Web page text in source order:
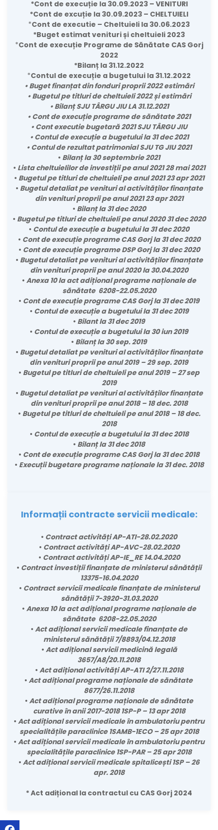
*Cont de execuție la 30.09.2023 – VENITURI
*Cont de excuție la 30.09.2023 – CHELTUIELI
*Cont de executie – Cheltuieli la 30.06.2023
*Buget estimat venituri și cheltuieli 2023
*Cont de execuție Programe de Sănătate CAS Gorj
2022
*Bilanț la 31.12.2022
*Contul de execuție a bugetului la 31.12.2022
• Buget finanțat din fonduri proprii 2022 estimări
• Bugetul pe titluri de cheltuieli 2022 și estimări
• Bilanț SJU TÂRGU JIU LA 31.12.2021
• Cont de execuție programe de sănătate 2021
• Cont executie bugetară 2021 SJU TÂRGU JIU
• Contul de execuție a bugetului la 31 dec 2021
• Contul de rezultat patrimonial SJU TG JIU 2021
• Bilanț la 30 septembrie 2021
• Lista cheltuielilor de investiții pe anul 2021 28 mai 2021
• Bugetul pe titluri de cheltuieli pe anul 2021 23 apr 2021
• Bugetul detaliat pe venituri al activităților finanțate
din venituri proprii pe anul 2021 23 apr 2021
• Bilanț la 31 dec 2020
• Bugetul pe titluri de cheltuieli pe anul 2020 31 dec 2020
• Contul de execuție a bugetului la 31 dec 2020
• Cont de execuție programe CAS Gorj la 31 dec 2020
• Cont de execuție programe DSP Gorj la 31 dec 2020
• Bugetul detaliat pe venituri al activităților finanțate
din venituri proprii pe anul 2020 la 30.04.2020
• Anexa 10 la act adițional programe naționale de
sănătate 6208-22.05.2020
• Cont de execuție programe CAS Gorj la 31 dec 2019
• Contul de execuție a bugetului la 31 dec 2019
• Bilant la 31 dec 2019
• Contul de execuție a bugetului la 30 iun 2019
• Bilanț la 30 sep. 2019
• Bugetul detaliat pe venituri al activităților finanțate
din venituri proprii pe anul 2019 – 29 sep. 2019
• Bugetul pe titluri de cheltuieli pe anul 2019 – 27 sep
2019
• Bugetul detaliat pe venituri al activităților finanțate
din venituri proprii pe anul 2018 – 18 dec. 2018
• Bugetul pe titluri de cheltuieli pe anul 2018 – 18 dec.
2018
• Contul de execuție a bugetului la 31 dec 2018
• Bilanț la 31 dec 2018
• Cont de execuție programe CAS Gorj la 31 dec 2018
• Execuții bugetare programe naționale la 31 dec. 2018
Informații contracte servicii medicale:
• Contract activități AP-ATI-28.02.2020
• Contract activități AP-AVC-28.02.2020
• Contract activități AP-IE_RE 14.04.2020
• Contract investiții finanțate de ministerul sănătății
13375-16.04.2020
• Contract servicii medicale finanțate de ministerul
sănătății 7-3920-31.03.2020
• Anexa 10 la act adițional programe naționale de
sănătate 6208-22.05.2020
• Act adițional servicii medicale finanțate de
ministerul sănătății 7/8893/04.12.2018
• Act adițional servicii medicină legală
3657/A8/20.11.2018
• Act adițional activități AP-ATI 2/27.11.2018
• Act adițional programe naționale de sănătate
8677/26.11.2018
• Act adițional programe naționale de sănătate
curative în anii 2017-2018 1SP-P – 13 apr 2018
• Act adițional servicii medicale în ambulatoriu pentru
specialitățile paraclinice 1SAMB-1ECO – 25 apr 2018
• Act adițional servicii medicale în ambulatoriu pentru
specialitățile paraclinice 1SP-PAR – 25 apr 2018
• Act adițional servicii medicale spitalicești 1SP – 26
apr. 2018
* Act adițional la contractul cu CAS Gorj 2024